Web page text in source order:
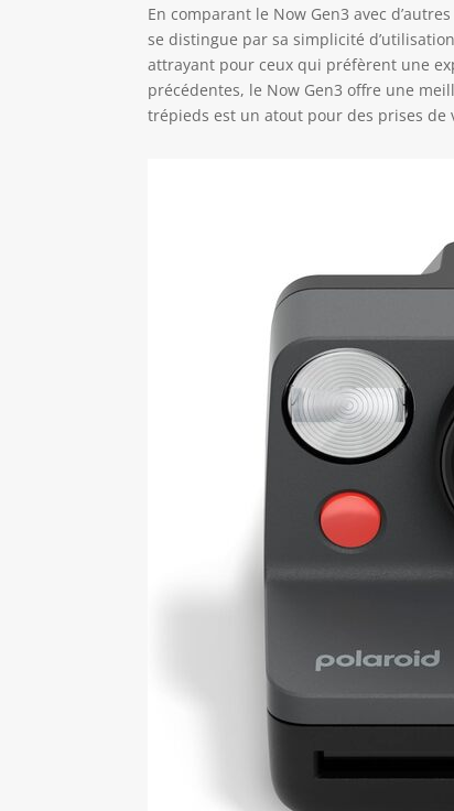
En comparant le Now Gen3 avec
se distingue par sa simplicité
attrayant pour ceux qui préfèrent une
précédentes, le Now Gen3 offre une
trépieds est un atout pour des prises de